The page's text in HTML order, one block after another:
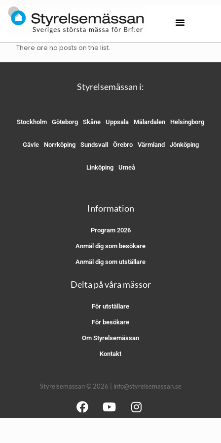
There are no posts on the list.
Styrelsemässan i:
Stockholm Göteborg Skåne Uppsala Mälardalen Helsingborg
Gävle Norrköping Sundsvall Örebro Värmland Jönköping
Linköping Umeå
Information
Program 2026
Anmäl dig som besökare
Anmäl dig som utställare
Delta på våra mässor
För utställare
För besökare
Om Styrelsemässan
Kontakt
Styrelsemässan © 2026 | info@styrelsemassan.se